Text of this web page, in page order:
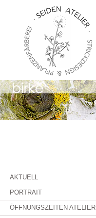
AKTUELL
PORTRAIT
ÖFFNUNGSZEITEN ATELIER